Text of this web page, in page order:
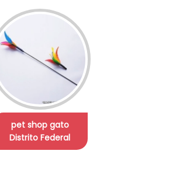
pet shop gato
Distrito Federal